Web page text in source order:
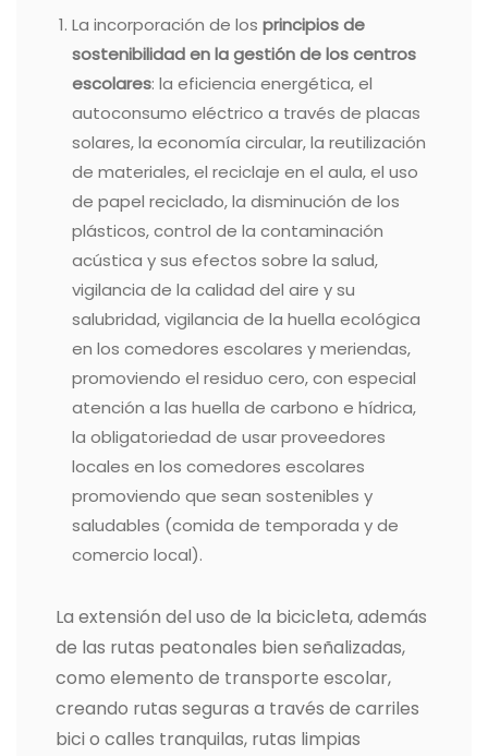
La incorporación de los principios de
sostenibilidad en la gestión de los centros
escolares: la eficiencia energética, el
autoconsumo eléctrico a través de placas
solares, la economía circular, la reutilización
de materiales, el reciclaje en el aula, el uso
de papel reciclado, la disminución de los
plásticos, control de la contaminación
acústica y sus efectos sobre la salud,
vigilancia de la calidad del aire y su
salubridad, vigilancia de la huella ecológica
en los comedores escolares y meriendas,
promoviendo el residuo cero, con especial
atención a las huella de carbono e hídrica,
la obligatoriedad de usar proveedores
locales en los comedores escolares
promoviendo que sean sostenibles y
saludables (comida de temporada y de
comercio local).
La extensión del uso de la bicicleta, además
de las rutas peatonales bien señalizadas,
como elemento de transporte escolar,
creando rutas seguras a través de carriles
bici o calles tranquilas, rutas limpias